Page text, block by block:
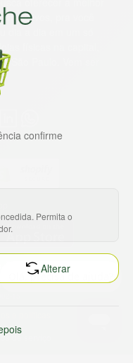
pra você
dia a dia em um só
físicas na capital,
São Paulo. Vem ser
S.A
de serviço
confirme
Permita o
Alterar